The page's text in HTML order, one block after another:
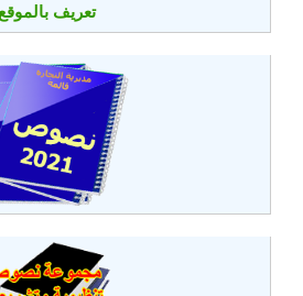
تعريف بالموقع